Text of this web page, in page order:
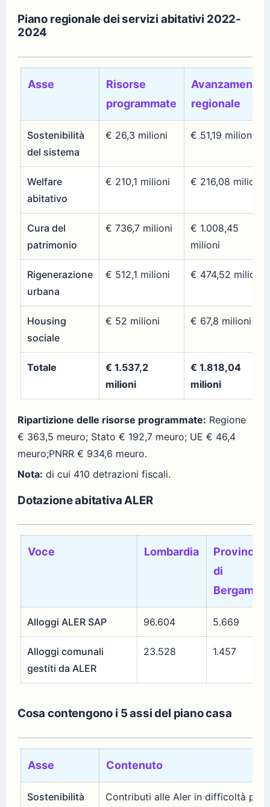
Piano regionale dei servizi abitativi 2022-
2024
Asse
Risorse
programmate
Avanzamento
regionale
Sostenibilità
del sistema
€ 26,3 milioni € 51,19 milioni
Welfare
abitativo
€ 210,1 milioni € 216,08 milioni
Cura del
patrimonio
€ 736,7 milioni
€ 1.008,45
milioni
Rigenerazione
urbana
€ 512,1 milioni € 474,52 milioni
Housing
sociale
€ 52 milioni € 67,8 milioni
Totale
€ 1.537,2
milioni
€ 1.818,04
milioni
Ripartizione delle risorse programmate: Regione
€ 363,5 meuro; Stato € 192,7 meuro; UE € 46,4
meuro;PNRR € 934,6 meuro.
Nota: di cui 410 detrazioni fiscali.
Dotazione abitativa ALER
Voce Lombardia
Provincia
di
Bergamo
Alloggi ALER SAP 96.604 5.669
Alloggi comunali
gestiti da ALER
23.528 1.457
Cosa contengono i 5 assi del piano casa
Asse Contenuto
Sostenibilità Contributi alle Aler in difficoltà per